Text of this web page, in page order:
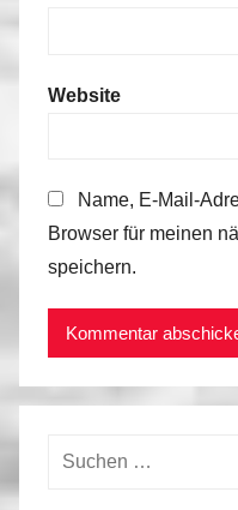
Website
Name, E-Mail-
Browser für meinen
speichern.
Suchen